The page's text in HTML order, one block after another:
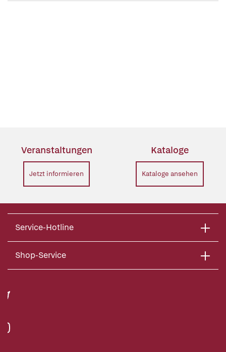
Veranstaltungen
Jetzt informieren
Kataloge
Kataloge ansehen
Service-Hotline
Shop-Service